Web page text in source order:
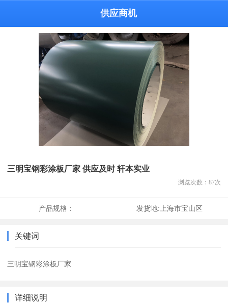
供应商机
三明宝钢彩涂板厂家 供应及时 轩本实业
浏览次数： 87次
产品规格： 发货地:上海市宝山区
关键词
三明宝钢彩涂板厂家
详细说明